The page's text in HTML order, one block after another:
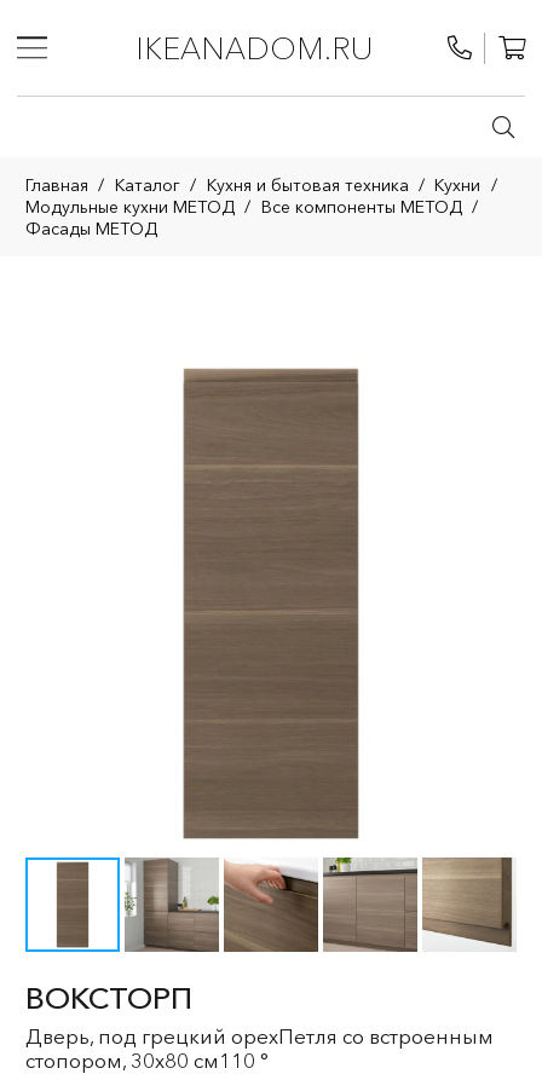
IKEANADOM.RU
Главная / Каталог / Кухня и бытовая техника / Кухни /
Модульные кухни МЕТОД / Все компоненты МЕТОД /
Фасады МЕТОД
ВОКСТОРП
Дверь, под грецкий орехПетля со встроенным
стопором, 30x80 см110 °